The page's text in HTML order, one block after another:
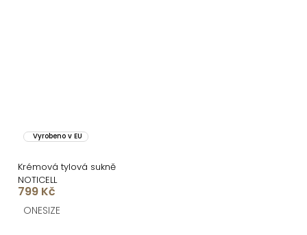
Vyrobeno v EU
Krémová tylová sukně
NOTICELL
799 Kč
ONESIZE